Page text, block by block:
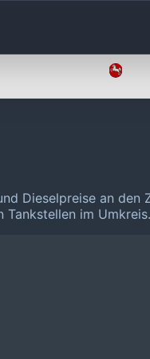
Dieselpreise an den
im Umkreis.